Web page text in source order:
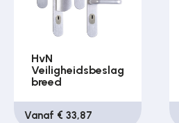
HvN
Veiligheidsbeslag
breed
Vanaf € 33,87